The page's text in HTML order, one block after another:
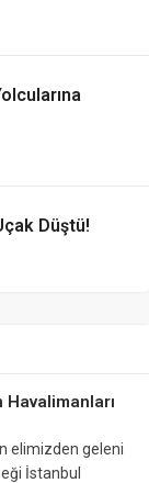
Düştü!
Havalimanları
elimizden geleni
İstanbul